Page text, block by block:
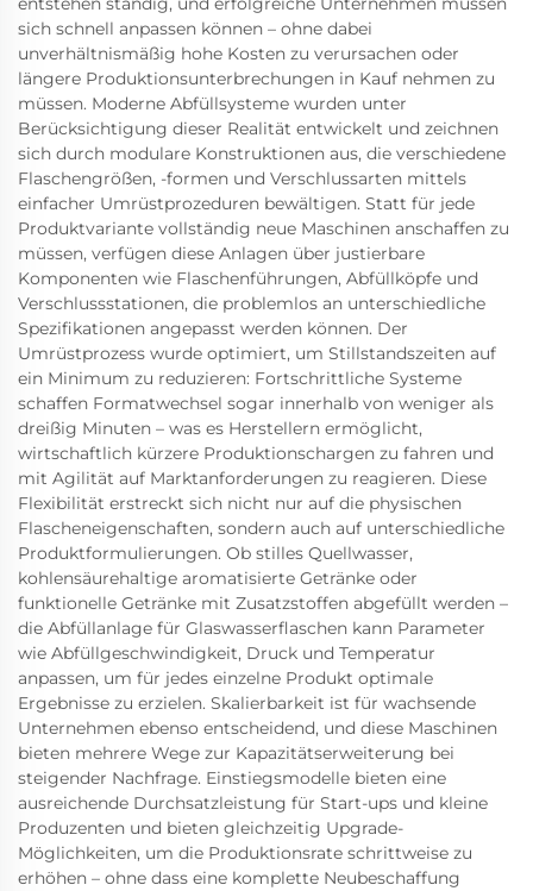
sich schnell anpassen können – ohne dabei
unverhältnismäßig hohe Kosten zu verursachen oder
längere Produktionsunterbrechungen in Kauf nehmen zu
müssen. Moderne Abfüllsysteme wurden unter
Berücksichtigung dieser Realität entwickelt und zeichnen
sich durch modulare Konstruktionen aus, die verschiedene
Flaschengrößen, -formen und Verschlussarten mittels
einfacher Umrüstprozeduren bewältigen. Statt für jede
Produktvariante vollständig neue Maschinen anschaffen zu
müssen, verfügen diese Anlagen über justierbare
Komponenten wie Flaschenführungen, Abfüllköpfe und
Verschlussstationen, die problemlos an unterschiedliche
Spezifikationen angepasst werden können. Der
Umrüstprozess wurde optimiert, um Stillstandszeiten auf
ein Minimum zu reduzieren: Fortschrittliche Systeme
schaffen Formatwechsel sogar innerhalb von weniger als
dreißig Minuten – was es Herstellern ermöglicht,
wirtschaftlich kürzere Produktionschargen zu fahren und
mit Agilität auf Marktanforderungen zu reagieren. Diese
Flexibilität erstreckt sich nicht nur auf die physischen
Flascheneigenschaften, sondern auch auf unterschiedliche
Produktformulierungen. Ob stilles Quellwasser,
kohlensäurehaltige aromatisierte Getränke oder
funktionelle Getränke mit Zusatzstoffen abgefüllt werden –
die Abfüllanlage für Glaswasserflaschen kann Parameter
wie Abfüllgeschwindigkeit, Druck und Temperatur
anpassen, um für jedes einzelne Produkt optimale
Ergebnisse zu erzielen. Skalierbarkeit ist für wachsende
Unternehmen ebenso entscheidend, und diese Maschinen
bieten mehrere Wege zur Kapazitätserweiterung bei
steigender Nachfrage. Einstiegsmodelle bieten eine
ausreichende Durchsatzleistung für Start-ups und kleine
Produzenten und bieten gleichzeitig Upgrade-
Möglichkeiten, um die Produktionsrate schrittweise zu
erhöhen – ohne dass eine komplette Neubeschaffung